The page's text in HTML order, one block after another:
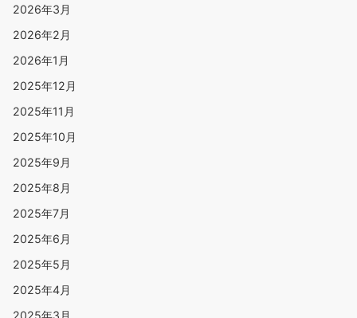
2026年3月
2026年2月
2026年1月
2025年12月
2025年11月
2025年10月
2025年9月
2025年8月
2025年7月
2025年6月
2025年5月
2025年4月
2025年3月